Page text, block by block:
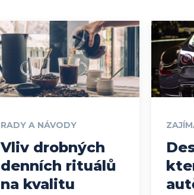
RADY A NÁVODY
Vliv drobných
denních rituálů
na kvalitu